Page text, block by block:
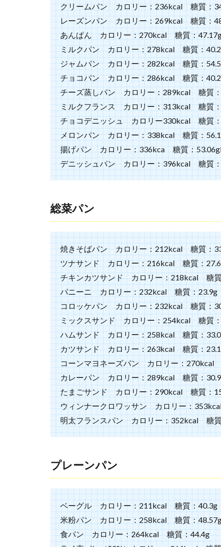
郎パ
ンの
類似
品は
通販
で買
え
る？
似て
る店
はあ
る？
3.1
伊三
郎パ
ンの
通販
3.2
通販
で買
うな
ら？
3.3
100
円パ
ンで
人気
の店
は？
4
ま
と
め
クリームパン カロリー：236kcal 糖質：
レーズンパン カロリー：269kcal 糖質：
あんぱん カロリー：270kcal 糖質：
ミルクパン カロリー：278kcal 糖質：
ジャムパン カロリー：282kcal 糖質：
チョコパン カロリー：286kcal 糖質：
チーズ蒸しパン カロリー：289kcal 糖質
ミルクフランス カロリー：313kcal 糖質
チョコデニッシュ カロリー330kcal 糖質
メロンパン カロリー：338kcal 糖質：
揚げパン カロリー：336kca 糖質：
デニッシュパン カロリー：396kcal 糖質
総菜パン
焼きそばパン カロリー：212kcal 糖質：
ツナサンド カロリー：216kcal 糖質：
チキンカツサンド カロリー：218kcal 糖
パニーニ カロリー：232kcal 糖質：23.9g
コロッケパン カロリー：232kcal 糖質：
ミックスサンド カロリー：254kcal 糖質
ハムサンド カロリー：258kcal 糖質：
カツサンド カロリー：263kcal 糖質：
コーンマヨネーズパン カロリー：270kcal
カレーパン カロリー：289kcal 糖質：
たまごサンド カロリー：290kcal 糖質：
ウィンナークロワッサン カロリー：
明太フランスパン カロリー：352kcal 糖
プレーンパン
ベーグル カロリー：211kcal 糖質：40.3g
米粉パン カロリー：258kcal 糖質：
食パン カロリー：264kcal 糖質：44.4g